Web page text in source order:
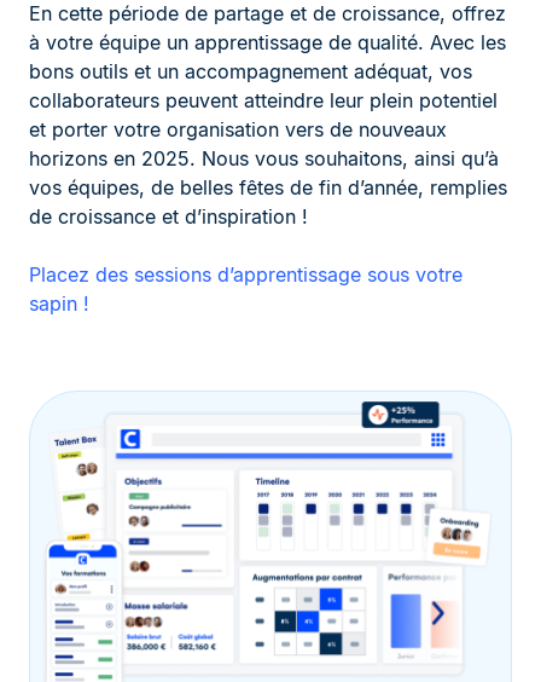
En cette période de partage et de croissance, offrez
à votre équipe un apprentissage de qualité. Avec les
bons outils et un accompagnement adéquat, vos
collaborateurs peuvent atteindre leur plein potentiel
et porter votre organisation vers de nouveaux
horizons en 2025. Nous vous souhaitons, ainsi qu’à
vos équipes, de belles fêtes de fin d’année, remplies
de croissance et d’inspiration !
Placez des sessions d’apprentissage sous votre
sapin !